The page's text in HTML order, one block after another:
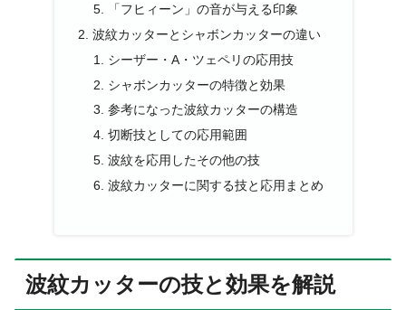
「フヒィーン」の音が与える印象
波紋カッターとシャボンカッターの違い
シーザー・A・ツェペリの応用技
シャボンカッターの特徴と効果
参考になった波紋カッターの構造
切断技としての応用範囲
波紋を応用したその他の技
波紋カッターに関する技と応用まとめ
波紋カッターの技と効果を解説